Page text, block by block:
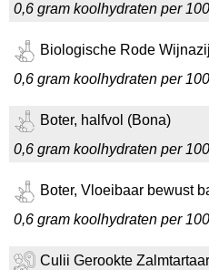
0,6 gram koolhydraten per
Biologische Rode
0,6 gram koolhydraten per
Boter, halfvol (Bona)
0,6 gram koolhydraten per
Boter, Vloeibaar bewust
0,6 gram koolhydraten per
Culii Gerookte